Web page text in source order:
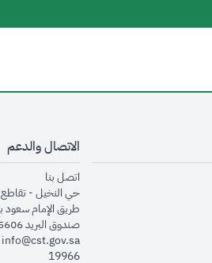
opens in new
opens in new
opens in new
opens in
opens in new
opens in new
الاتصال والدعم
اتصل بنا
حي النخيل - تقاطع
طريق الإمام سعود
صندوق البريد 75606 – الرياض 11588
info@cst.gov.sa
19966